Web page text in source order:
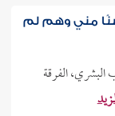
سنًا مني وهم لم
البشري، الفرقة